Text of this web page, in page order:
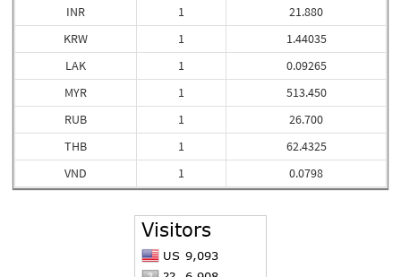
INR
KRW
LAK
MYR
RUB
THB
VND
1
1
1
1
1
1
1
21.880
1.44035
0.09265
513.450
26.700
62.4325
0.0798